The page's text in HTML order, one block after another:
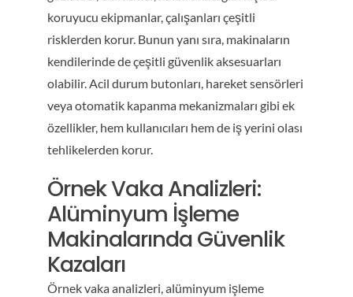
koruyucu ekipmanlar, çalışanları çeşitli
risklerden korur. Bunun yanı sıra, makinaların
kendilerinde de çeşitli güvenlik aksesuarları
olabilir. Acil durum butonları, hareket sensörleri
veya otomatik kapanma mekanizmaları gibi ek
özellikler, hem kullanıcıları hem de iş yerini olası
tehlikelerden korur.
Örnek Vaka Analizleri:
Alüminyum İşleme
Makinalarında Güvenlik
Kazaları
Örnek vaka analizleri, alüminyum işleme